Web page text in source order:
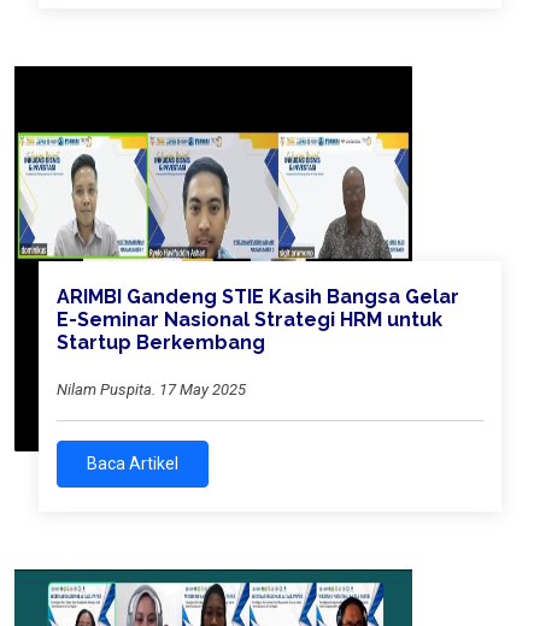
ARIMBI Gandeng STIE Kasih Bangsa Gelar
E-Seminar Nasional Strategi HRM untuk
Startup Berkembang
Nilam Puspita. 17 May 2025
Baca Artikel